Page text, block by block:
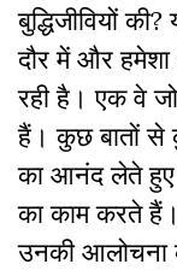
बुद्धिजीवियों
दौर में और हमेशा
रही है। एक वे
हैं। कुछ बातों से
का आनंद लेते हुए
का काम करते
उनकी आलोचना